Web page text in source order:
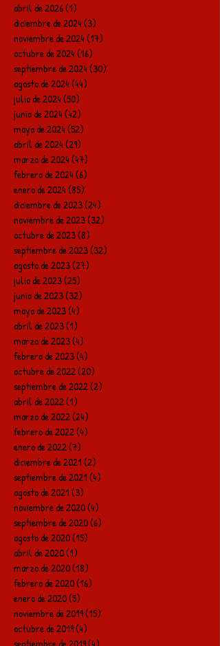
abril de 2026(1)
diciembre de 2024(3)
noviembre de 2024(17)
octubre de 2024(16)
septiembre de 2024(30)
agosto de 2024(44)
julio de 2024(50)
junio de 2024(42)
mayo de 2024(52)
abril de 2024(29)
marzo de 2024(47)
febrero de 2024(6)
enero de 2024(85)
diciembre de 2023(24)
noviembre de 2023(32)
octubre de 2023(8)
septiembre de 2023(32)
agosto de 2023(27)
julio de 2023(25)
junio de 2023(32)
mayo de 2023(4)
abril de 2023(1)
marzo de 2023(4)
febrero de 2023(4)
octubre de 2022(20)
septiembre de 2022(2)
abril de 2022(1)
marzo de 2022(24)
febrero de 2022(4)
enero de 2022(7)
diciembre de 2021(2)
septiembre de 2021(4)
agosto de 2021(3)
noviembre de 2020(4)
septiembre de 2020(6)
agosto de 2020(15)
abril de 2020(1)
marzo de 2020(18)
febrero de 2020(16)
enero de 2020(5)
noviembre de 2019(15)
octubre de 2019(4)